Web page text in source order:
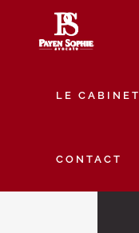
LE CABINET
CONTACT